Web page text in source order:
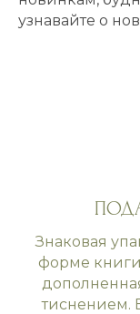
узнавайте о
Знаковая
форме
тиснением.